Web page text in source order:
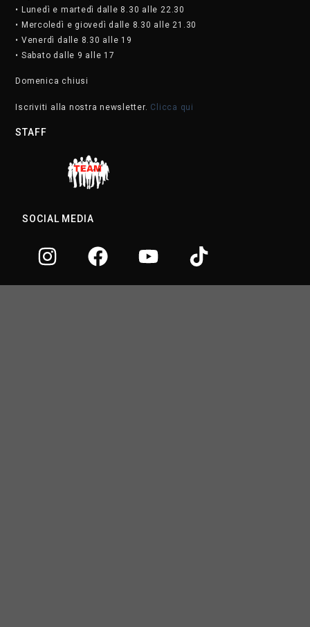
• Lunedì e martedì dalle 8.30 alle 22.30
• Mercoledì e giovedì dalle 8.30 alle 21.30
• Venerdì dalle 8.30 alle 19
• Sabato dalle 9 alle 17
Domenica chiusi
Iscriviti alla nostra newsletter. Clicca qui
STAFF
SOCIAL MEDIA